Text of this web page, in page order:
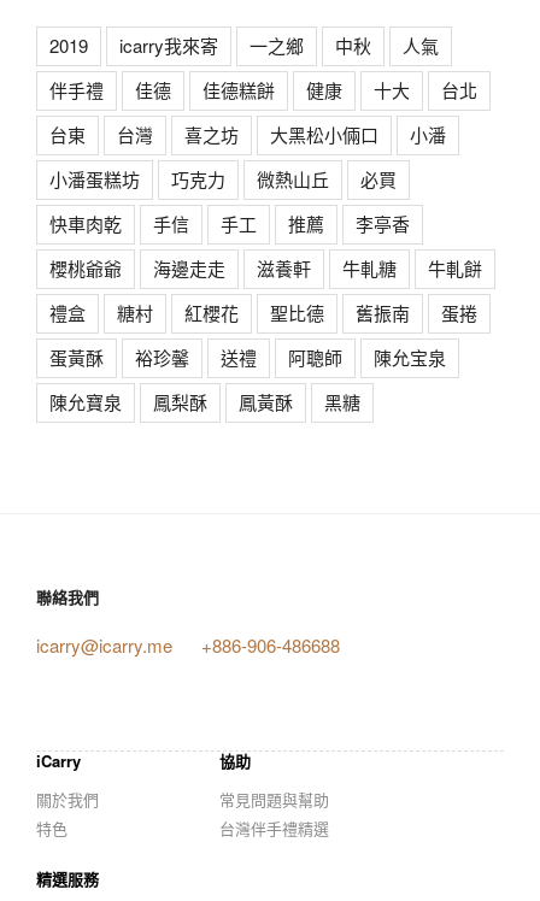
2019 icarry我來寄 一之鄉 中秋
人氣
伴手禮
佳德 佳德糕餅 健康 十大
台北
台東
台灣 喜之坊 大黑松小倆口
小潘
小潘蛋糕坊
巧克力 微熱山丘
必買
快車肉乾
手信 手工 推薦
李亭香
櫻桃爺爺
海邊走走 滋養軒 牛軋糖
牛軋餅
禮盒
糖村 紅櫻花 聖比德 舊振南
蛋捲
蛋黃酥
裕珍馨 送禮 阿聰師
陳允宝泉
陳允寶泉
鳳梨酥 鳳黃酥 黑糖
聯絡我們
icarry@icarry.me +886-906-486688
iCarry
關於我們
特色
協助
常見問題與幫助
台灣伴手禮精選
精選服務